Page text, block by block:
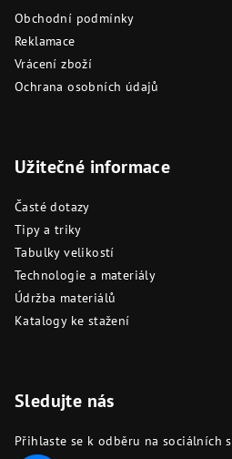
Obchodní podmínky
Reklamace
Vrácení zboží
Ochrana osobních údajů
Užitečné informace
Časté dotazy
Tipy a triky
Tabulky velikostí
Technologie a materiály
Údržba materiálů
Katalogy ke stažení
Sledujte nás
Přihlaste se k odběru na sociálních